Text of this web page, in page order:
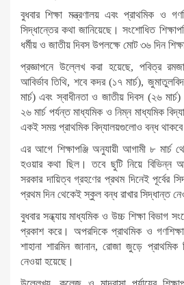
বুধবার শিক্ষা মন্ত্রণালয় এবং প্রাথমিক ও
সিদ্ধান্তের কথা জানিয়েছে। সংশোধিত
ধর্মীয় ও জাতীয় দিবস উপলক্ষে মোট ৩৬ দিন
প্রজ্ঞাপনে উল্লেখ করা হয়েছে, পবিত্র
আবির্ভাব তিথি, শবে কদর (১৭ মার্চ),
মার্চ) এবং স্বাধীনতা ও জাতীয় দিবস (২৬
২৬ মার্চ পর্যন্ত মাধ্যমিক ও নিম্ন মাধ্যমিক
একই সময় প্রাথমিক বিদ্যালয়গুলোও বন্ধ
এর আগে শিক্ষাপঞ্জি অনুযায়ী আগামী ৮
হওয়ার কথা ছিল। তবে ছুটি নিয়ে বিভিন্ন
সরকার দায়িত্ব গ্রহণের প্রথম দিনেই পূর্বের
প্রথম দিন থেকেই স্কুল বন্ধ রাখার সিদ্ধান্ত
বুধবার সন্ধ্যায় মাধ্যমিক ও উচ্চ শিক্ষা বিভাগ
প্রকাশ করে। অপরদিকে প্রাথমিক ও গণশিক্ষা
শাহানা শারমিন জানান, রোজা জুড়ে প্রাথমিক
নেওয়া হয়েছে।